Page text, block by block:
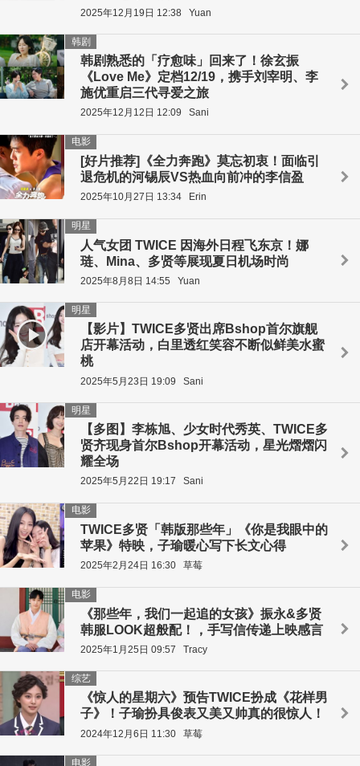
2025年12月19日 12:38 Yuan
韩剧熟悉的「疗愈味」回来了！徐玄振
《Love Me》定档12/19，携手刘宰明、李
施优重启三代寻爱之旅
韩剧
2025年12月12日 12:09 Sani
[好片推荐]《全力奔跑》莫忘初衷！面临引
退危机的河锡辰VS热血向前冲的李信盈
电影
2025年10月27日 13:34 Erin
人气女团 TWICE 因海外日程飞东京！娜
琏、Mina、多贤等展现夏日机场时尚
明星
2025年8月8日 14:55 Yuan
【影片】TWICE多贤出席Bshop首尔旗舰
店开幕活动，白里透红笑容不断似鲜美水蜜
桃
明星
2025年5月23日 19:09 Sani
【多图】李栋旭、少女时代秀英、TWICE多
贤齐现身首尔Bshop开幕活动，星光熠熠闪
耀全场
明星
2025年5月22日 19:17 Sani
TWICE多贤「韩版那些年」《你是我眼中的
苹果》特映，子瑜暖心写下长文心得
电影
2025年2月24日 16:30 草莓
《那些年，我们一起追的女孩》振永&多贤
韩服LOOK超般配！，手写信传递上映感言
电影
2025年1月25日 09:57 Tracy
《惊人的星期六》预告TWICE扮成《花样男
子》！子瑜扮具俊表又美又帅真的很惊人！
综艺
2024年12月6日 11:30 草莓
电影